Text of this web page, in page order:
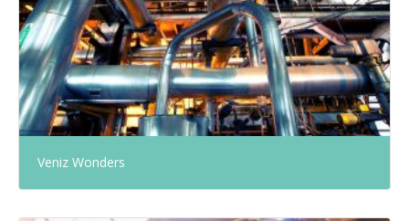
Veniz Wonders